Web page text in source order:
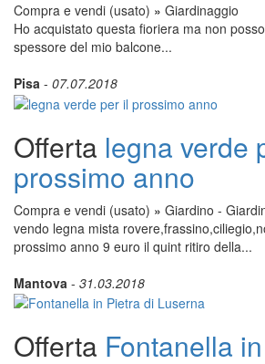
Compra e vendi (usato) » Giardinaggio
Ho acquistato questa fioriera ma non
spessore del mio balcone...
Pisa - 07.07.2018
Offerta legna verde
prossimo anno
Compra e vendi (usato) » Giardino -
vendo legna mista
prossimo anno 9 euro il quint ritiro della...
Mantova - 31.03.2018
Offerta Fontanella